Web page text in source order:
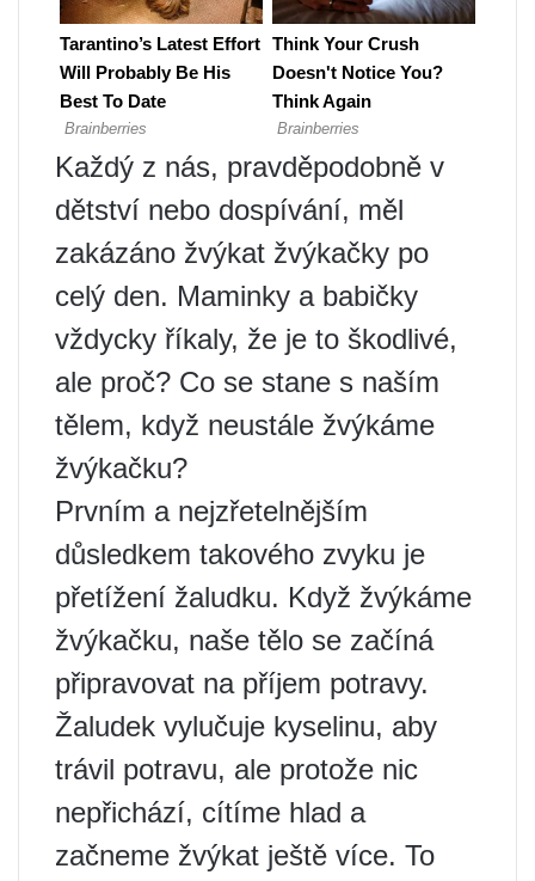
Každý z nás, pravděpodobně v
dětství nebo dospívání, měl
zakázáno žvýkat žvýkačky po
celý den. Maminky a babičky
vždycky říkaly, že je to škodlivé,
ale proč? Co se stane s naším
tělem, když neustále žvýkáme
žvýkačku?
Prvním a nejzřetelnějším
důsledkem takového zvyku je
přetížení žaludku. Když žvýkáme
žvýkačku, naše tělo se začíná
připravovat na příjem potravy.
Žaludek vylučuje kyselinu, aby
trávil potravu, ale protože nic
nepřichází, cítíme hlad a
začneme žvýkat ještě více. To